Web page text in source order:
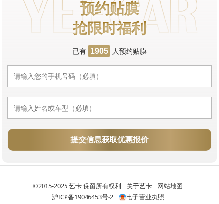
预约贴膜
抢限时福利
已有 1905 人预约贴膜
提交信息获取优惠报价
©2015-2025 艺卡 保留所有权利 关于艺卡
网站地图
沪ICP备19046453号-2
电子营业执照